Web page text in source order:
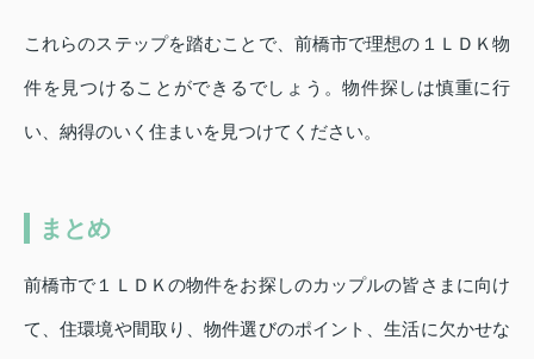
これらのステップを踏むことで、前橋市で理想の１ＬＤＫ物
件を見つけることができるでしょう。物件探しは慎重に行
い、納得のいく住まいを見つけてください。
まとめ
前橋市で１ＬＤＫの物件をお探しのカップルの皆さまに向け
て、住環境や間取り、物件選びのポイント、生活に欠かせな